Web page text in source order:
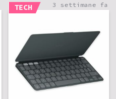
TECH 3 settimane fa